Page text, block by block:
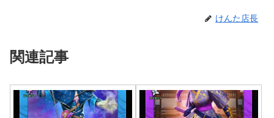
けんた店長
関連記事